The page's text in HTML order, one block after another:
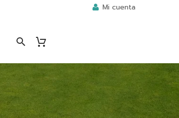
Mi cuenta